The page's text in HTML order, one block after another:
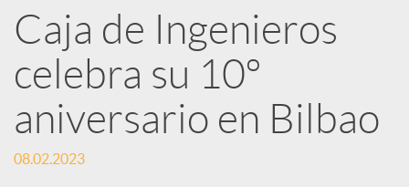
e
d
e
Caja de Ingenieros
celebra su 10º
aniversario en Bilbao
08.02.2023